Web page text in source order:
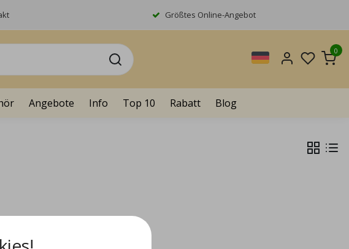
Größtes Online-Angebot
0
Angebote Info Top 10 Rabatt Blog